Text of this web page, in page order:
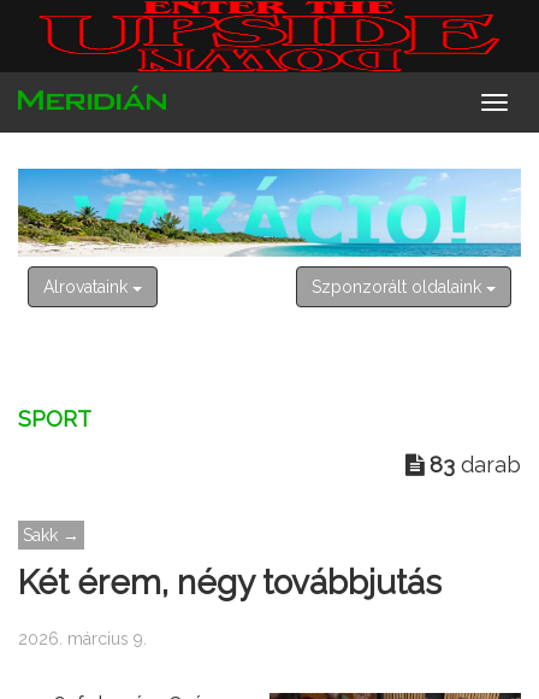
2026. augusztus 9. vasárnap
Emőd
Alrovataink Szponzorált oldalaink
SPORT
83 darab
Sakk →
Két érem, négy továbbjutás
2026. március 9.